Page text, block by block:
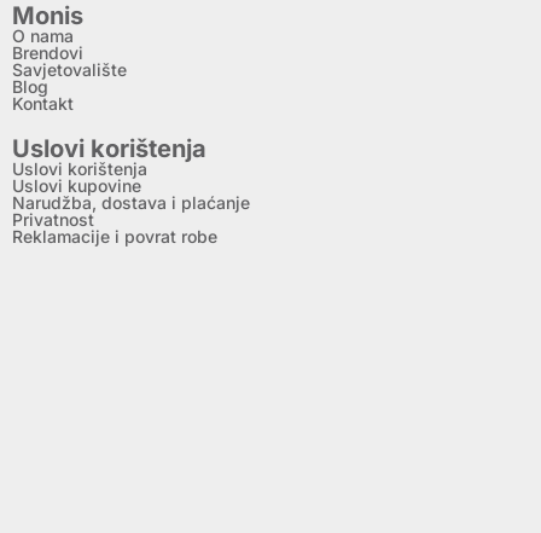
Monis
O nama
Brendovi
Savjetovalište
Blog
Kontakt
Uslovi korištenja
Uslovi korištenja
Uslovi kupovine
Narudžba, dostava i plaćanje
Privatnost
Reklamacije i povrat robe